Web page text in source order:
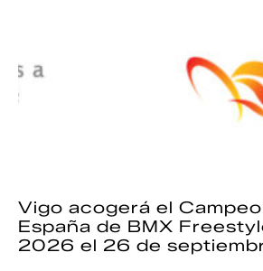
Vigo acogerá el
España de BMX
2026 el 26 de